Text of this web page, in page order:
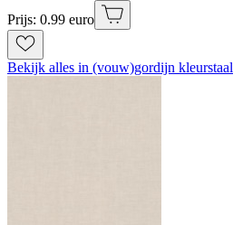
Prijs: 0.99 euro
Bekijk alles in (vouw)gordijn kleurstaal